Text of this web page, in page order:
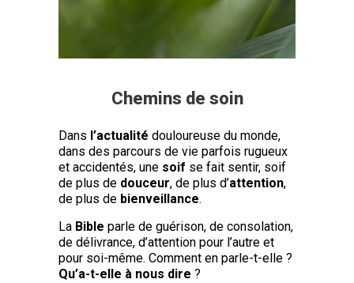
Chemins de soin
Dans l’actualité douloureuse du monde,
dans des parcours de vie parfois rugueux
et accidentés, une soif se fait sentir, soif
de plus de douceur, de plus d’attention,
de plus de bienveillance.
La Bible parle de guérison, de consolation,
de délivrance, d’attention pour l’autre et
pour soi-même. Comment en parle-t-elle ?
Qu’a-t-elle à nous dire ?